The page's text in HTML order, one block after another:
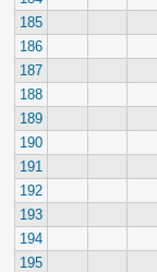
185
186
187
188
189
190
191
192
193
194
195